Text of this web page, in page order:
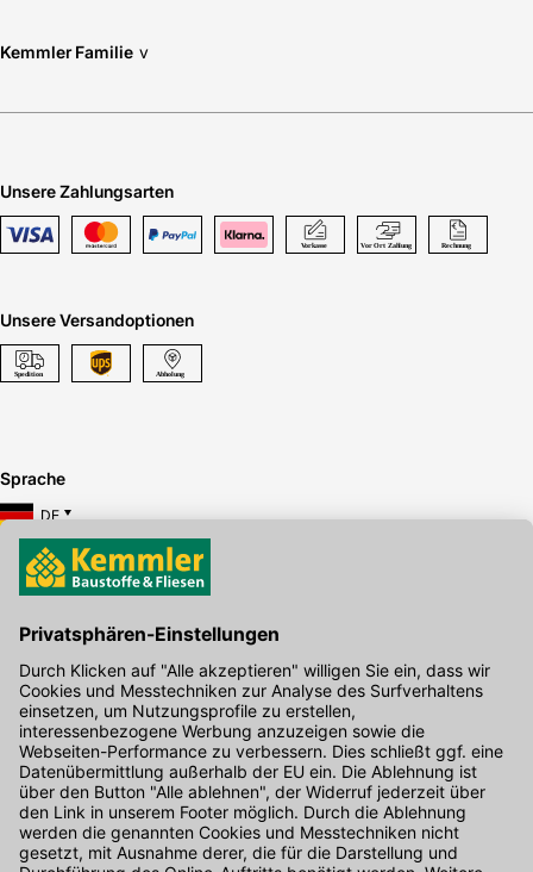
Kemmler Familie v
Unsere Zahlungsarten
Unsere Versandoptionen
Sprache
DE
Hier gibt's die kostenlose App
Kontakt
Unser Onlineshop Team ist montags bis freitags von 08:00 - 17:00
Uhr unter der Telefonnummer07071 / 151-151für Sie erreichbar.